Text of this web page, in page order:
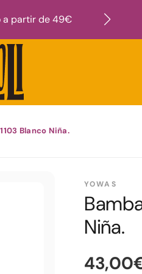
a partir de 49€
Blanco Niña.
YOWAS
Niña.